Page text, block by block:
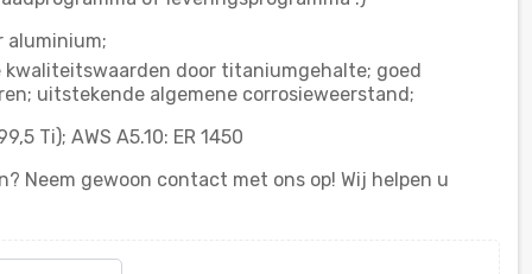
aluminium;
kwaliteitswaarden door titaniumgehalte; goed
uitstekende algemene corrosieweerstand;
Ti); AWS A5.10: ER 1450
Neem gewoon contact met ons op! Wij helpen u